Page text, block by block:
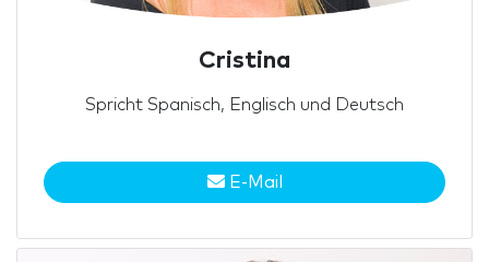
Cristina
Spricht Spanisch, Englisch und Deutsch
E-Mail